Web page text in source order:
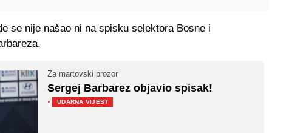
se nije našao ni na spisku selektora Bosne i
Za martovski prozor
Sergej Barbarez objavio spisak!
·
UDARNA VIJEST